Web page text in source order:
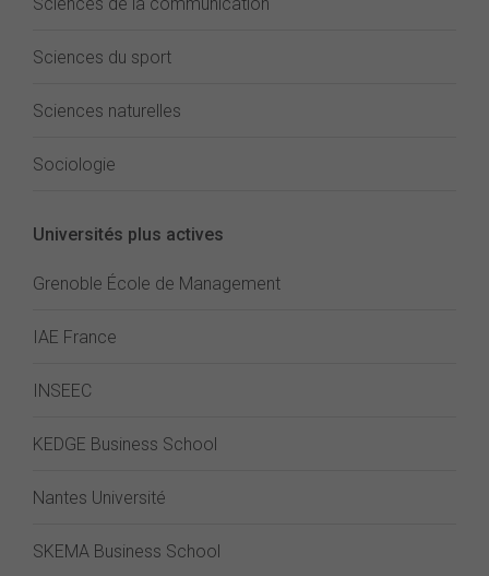
Sciences du sport
Sciences naturelles
Sociologie
Universités plus actives
Grenoble École de Management
IAE France
INSEEC
KEDGE Business School
Nantes Université
SKEMA Business School